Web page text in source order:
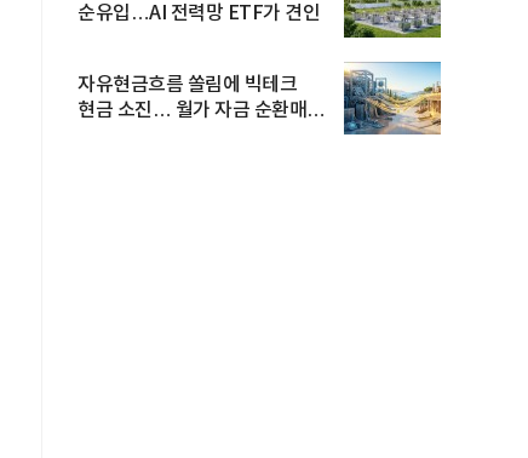
순유입…AI 전력망 ETF가 견인
자유현금흐름 쏠림에 빅테크
현금 소진… 월가 자금 순환매